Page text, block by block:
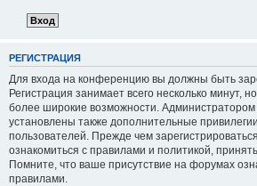
РЕГИСТРАЦИЯ
Для входа на конференцию вы должны быть
Регистрация занимает всего несколько минут,
более широкие возможности.
установлены также дополнительные
пользователей. Прежде чем
ознакомиться с правилами и политикой,
Помните, что ваше присутствие на форумах
правилами.